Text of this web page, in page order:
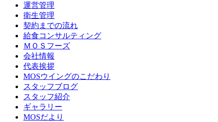
運営管理
衛生管理
契約までの流れ
給食コンサルティング
ＭＯＳフーズ
会社情報
代表挨拶
MOSウイングのこだわり
スタッフブログ
スタッフ紹介
ギャラリー
MOSだより